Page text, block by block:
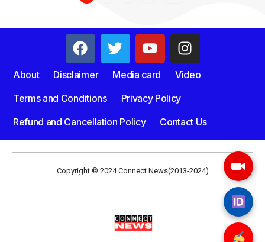
About Disclaimer Media card
Video
Terms and Conditions
Privacy Policy
Refund and Cancellation Policy
Contact Us
Copyright © 2024 Connect News(2013-2024)